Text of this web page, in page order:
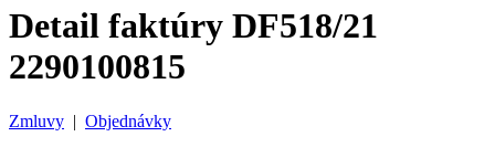
Detail faktúry DF518/21
2290100815
Zmluvy | Objednávky